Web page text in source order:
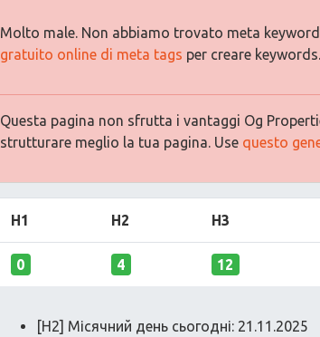
Molto male. Non abbiamo trovato meta
gratuito online di meta tags per creare keywords.
Questa pagina non sfrutta i vantaggi Og
strutturare meglio la tua pagina. Use questo
H1 H2 H3
0 4 12
[H2] Місячний день сьогодні: 21.11.2025